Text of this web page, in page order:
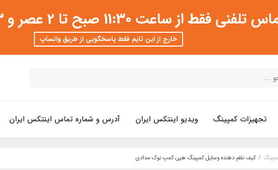
صبح تا 2 عصر و 3 تا 8 شب امکان پذیر است
خارج از این تایم فقط پاسخگویی از طریق واتساپ
تجهیزات کمپینگ ویدیو اینتکس ایران آدرس و شماره تماس اینتکس ایران
کیف نظم دهنده وسایل کمپینگ هپی کمپ نوک مدادی